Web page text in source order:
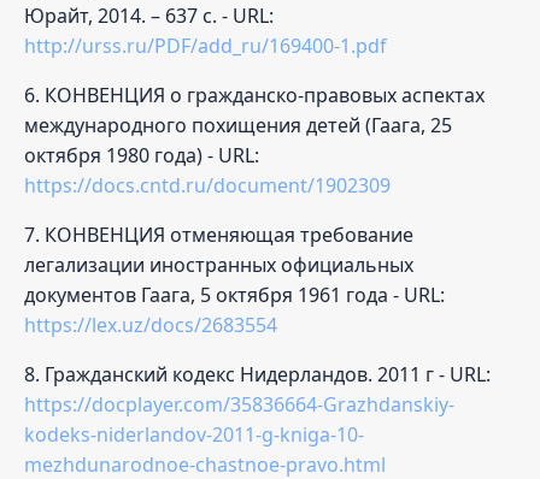
Юрайт, 2014. – 637 с. - URL:
http://urss.ru/PDF/add_ru/169400-1.pdf
6. КОНВЕНЦИЯ о гражданско-правовых аспектах
международного похищения детей (Гаага, 25
октября 1980 года) - URL:
https://docs.cntd.ru/document/1902309
7. КОНВЕНЦИЯ отменяющая требование
легализации иностранных официальных
документов Гаага, 5 октября 1961 года - URL:
https://lex.uz/docs/2683554
8. Гражданский кодекс Нидерландов. 2011 г - URL:
https://docplayer.com/35836664-Grazhdanskiy-
kodeks-niderlandov-2011-g-kniga-10-
mezhdunarodnoe-chastnoe-pravo.html